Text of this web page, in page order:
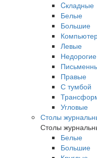
Cкладные
Белые
Большие
Левые
Недорогие
Правые
С тумбой
Угловые
Столы
Столы
Белые
Большие